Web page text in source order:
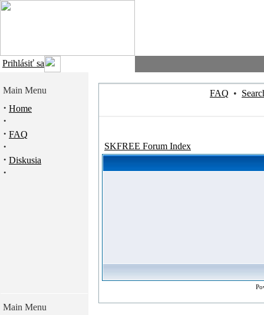
Prihlásiť sa
Main Menu
· Home
·
· FAQ
·
· Diskusia
·
Main Menu
FAQ •
SKFREE Forum Index